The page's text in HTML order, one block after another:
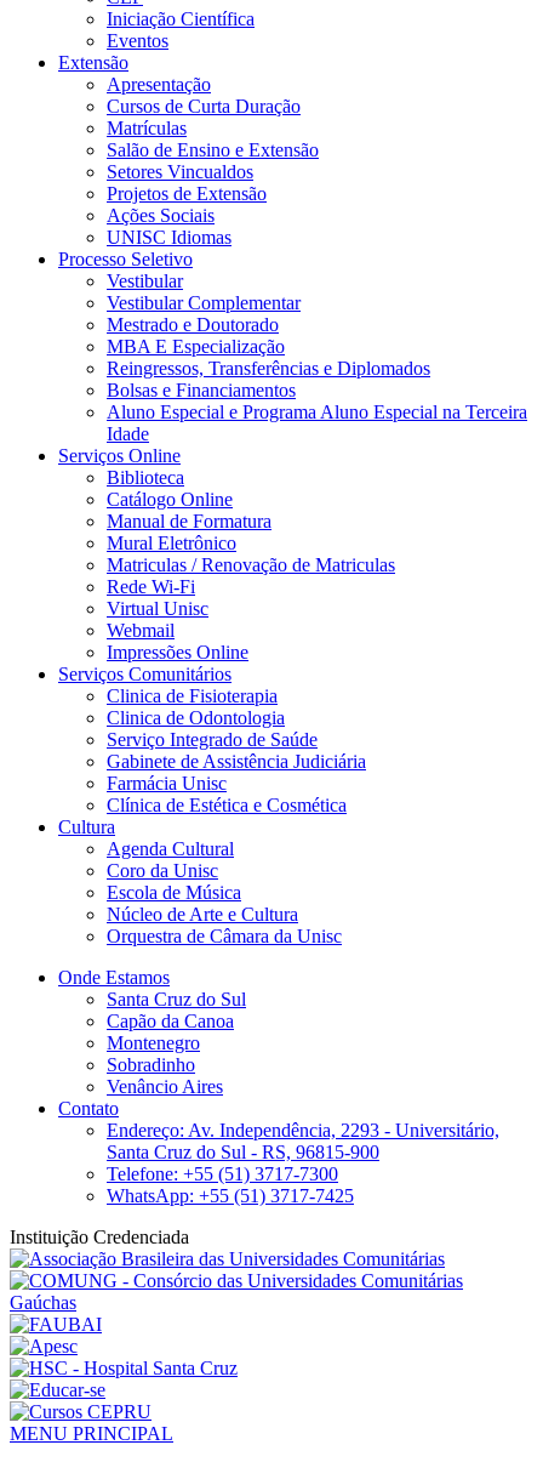
Iniciação Científica
Eventos
Extensão
Apresentação
Cursos de Curta Duração
Matrículas
Salão de Ensino e Extensão
Setores Vincualdos
Projetos de Extensão
Ações Sociais
UNISC Idiomas
Processo Seletivo
Vestibular
Vestibular Complementar
Mestrado e Doutorado
MBA E Especialização
Reingressos, Transferências e Diplomados
Bolsas e Financiamentos
Aluno Especial e Programa Aluno Especial na Terceira
Idade
Serviços Online
Biblioteca
Catálogo Online
Manual de Formatura
Mural Eletrônico
Matriculas / Renovação de Matriculas
Rede Wi-Fi
Virtual Unisc
Webmail
Impressões Online
Serviços Comunitários
Clinica de Fisioterapia
Clinica de Odontologia
Serviço Integrado de Saúde
Gabinete de Assistência Judiciária
Farmácia Unisc
Clínica de Estética e Cosmética
Cultura
Agenda Cultural
Coro da Unisc
Escola de Música
Núcleo de Arte e Cultura
Orquestra de Câmara da Unisc
Onde Estamos
Santa Cruz do Sul
Capão da Canoa
Montenegro
Sobradinho
Venâncio Aires
Contato
Endereço: Av. Independência, 2293 - Universitário,
Santa Cruz do Sul - RS, 96815-900
Telefone: +55 (51) 3717-7300
WhatsApp: +55 (51) 3717-7425
Instituição Credenciada
MENU PRINCIPAL